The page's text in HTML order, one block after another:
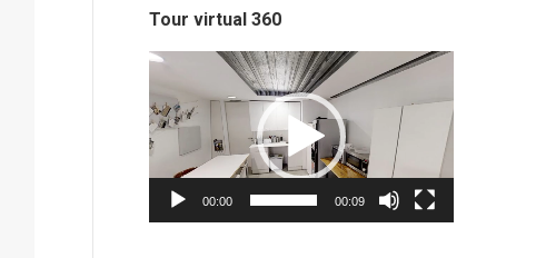
Tour virtual 360
Reproductor
vídeo
00:00 00:09